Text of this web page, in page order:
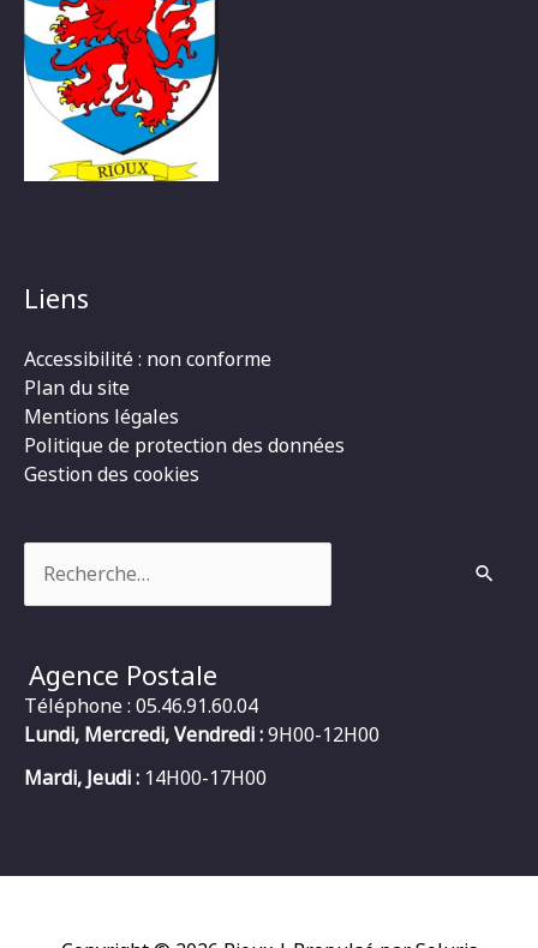
Liens
Accessibilité : non conforme
Plan du site
Mentions légales
Politique de protection des données
Gestion des cookies
Agence Postale
Téléphone : 05.46.91.60.04
Lundi, Mercredi, Vendredi :9H00-12H00
Mardi, Jeudi : 14H00-17H00